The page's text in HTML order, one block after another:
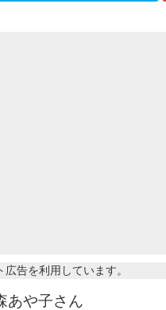
告を利用しています。
あや子さん